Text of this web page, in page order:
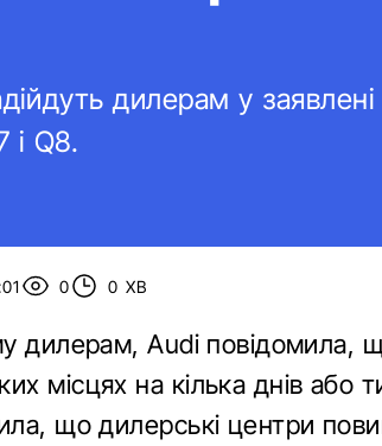
дилерам у
і Q8.
0 0 ХВ
дилерам, Audi повідомила,
місцях на кілька днів або
що дилерські центри